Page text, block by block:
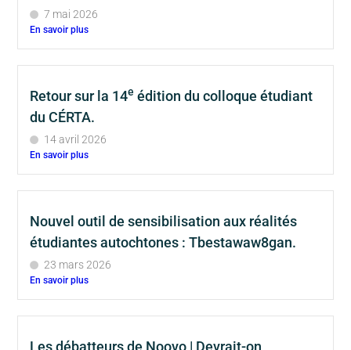
7 mai 2026
En savoir plus
Retour sur la 14e édition du colloque étudiant
du CÉRTA.
14 avril 2026
En savoir plus
Nouvel outil de sensibilisation aux réalités
étudiantes autochtones : Tbestawaw8gan.
23 mars 2026
En savoir plus
Les débatteurs de Noovo | Devrait-on